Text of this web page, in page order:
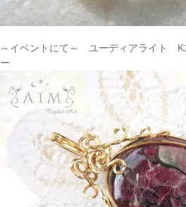
～イベントにて～ ユーディアライト
ー